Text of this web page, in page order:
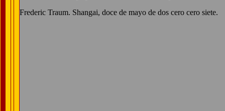
Frederic Traum. Shangai, doce de mayo de dos cero cero siete.